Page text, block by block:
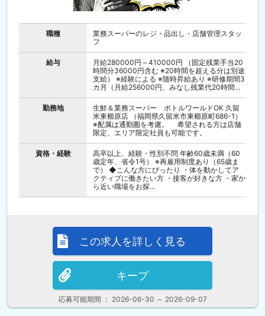
職種
業務スーパーのレジ・品出し・店舗管理スタッ
フ
給与
月給280000円～410000円 （固定残業手当20
時間分36000円含む ※20時間を超える分は別途
支給） ※経験による ※随時昇給あり ※研修期間3
カ月（月給256000円、みなし残業代20時間...
勤務地
生鮮＆業務スーパー ボトルワールドOK 久留
米東櫛原店 （福岡県久留米市東櫛原町686-1）
※配属は通勤圏を考慮。 希望される方は店舗
限定、エリア限定社員も可能です。
資格・経験
高卒以上、経験・性別不問 年齢60歳未満（60
歳定年、省令1号） ※再雇用制度あり（65歳ま
で） ◆こんな方にぴったり ・体を動かしてア
クティブに働きたい方 ・接客が好きな方 ・家か
ら近い職場をお探...
応募可能期間 ： 2026-06-30 ～ 2026-09-07
この求人を詳しく見る
キープ